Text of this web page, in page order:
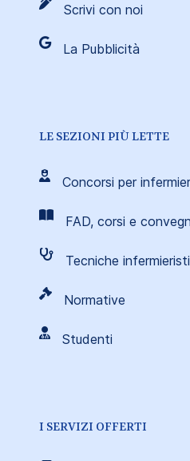
Scrivi con noi
La Pubblicità
LE SEZIONI PIÙ LETTE
Concorsi per
FAD, corsi e
Tecniche
Normative
Studenti
I SERVIZI OFFERTI